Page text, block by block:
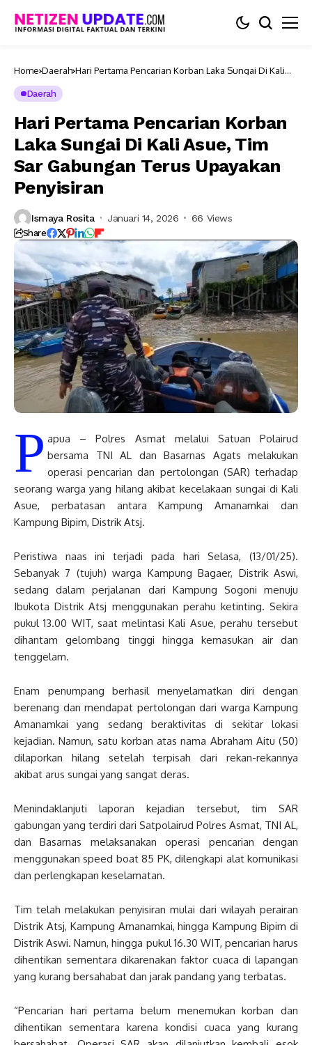
Home Daerah Hari Pertama Pencarian Korban Laka Sungai Di Kali
Daerah
Hari Pertama Pencarian Korban
Laka Sungai Di Kali Asue, Tim
Sar Gabungan Terus Upayakan
Penyisiran
Ismaya Rosita Januari 14, 2026 66 Views
Share
P apua – Polres Asmat melalui Satuan Polairud
bersama TNI AL dan Basarnas Agats melakukan
operasi pencarian dan pertolongan (SAR) terhadap
seorang warga yang hilang akibat kecelakaan sungai di Kali
Asue, perbatasan antara Kampung Amanamkai dan
Kampung Bipim, Distrik Atsj.
Peristiwa naas ini terjadi pada hari Selasa, (13/01/25).
Sebanyak 7 (tujuh) warga Kampung Bagaer, Distrik Aswi,
sedang dalam perjalanan dari Kampung Sogoni menuju
Ibukota Distrik Atsj menggunakan perahu ketinting. Sekira
pukul 13.00 WIT, saat melintasi Kali Asue, perahu tersebut
dihantam gelombang tinggi hingga kemasukan air dan
tenggelam.
Enam penumpang berhasil menyelamatkan diri dengan
berenang dan mendapat pertolongan dari warga Kampung
Amanamkai yang sedang beraktivitas di sekitar lokasi
kejadian. Namun, satu korban atas nama Abraham Aitu (50)
dilaporkan hilang setelah terpisah dari rekan-rekannya
akibat arus sungai yang sangat deras.
Menindaklanjuti laporan kejadian tersebut, tim SAR
gabungan yang terdiri dari Satpolairud Polres Asmat, TNI AL,
dan Basarnas melaksanakan operasi pencarian dengan
menggunakan speed boat 85 PK, dilengkapi alat komunikasi
dan perlengkapan keselamatan.
Tim telah melakukan penyisiran mulai dari wilayah perairan
Distrik Atsj, Kampung Amanamkai, hingga Kampung Bipim di
Distrik Aswi. Namun, hingga pukul 16.30 WIT, pencarian harus
dihentikan sementara dikarenakan faktor cuaca di lapangan
yang kurang bersahabat dan jarak pandang yang terbatas.
“Pencarian hari pertama belum menemukan korban dan
dihentikan sementara karena kondisi cuaca yang kurang